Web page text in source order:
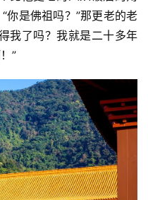
你是佛祖吗？”那更老的老
我了吗？我就是二十多年
”